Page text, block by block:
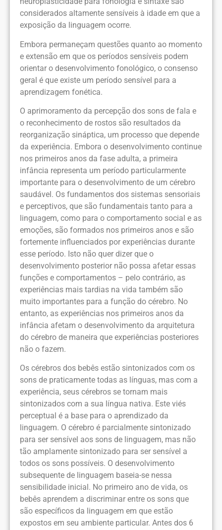
considerados altamente sensíveis à idade em que a
exposição da linguagem ocorre.
Embora permaneçam questões quanto ao momento
e extensão em que os períodos sensíveis podem
orientar o desenvolvimento fonológico, o consenso
geral é que existe um período sensível para a
aprendizagem fonética.
O aprimoramento da percepção dos sons de fala e
o reconhecimento de rostos são resultados da
reorganização sináptica, um processo que depende
da experiência. Embora o desenvolvimento continue
nos primeiros anos da fase adulta, a primeira
infância representa um período particularmente
importante para o desenvolvimento de um cérebro
saudável. Os fundamentos dos sistemas sensoriais
e perceptivos, que são fundamentais tanto para a
linguagem, como para o comportamento social e as
emoções, são formados nos primeiros anos e são
fortemente influenciados por experiências durante
esse período. Isto não quer dizer que o
desenvolvimento posterior não possa afetar essas
funções e comportamentos – pelo contrário, as
experiências mais tardias na vida também são
muito importantes para a função do cérebro. No
entanto, as experiências nos primeiros anos da
infância afetam o desenvolvimento da arquitetura
do cérebro de maneira que experiências posteriores
não o fazem.
Os cérebros dos bebês estão sintonizados com os
sons de praticamente todas as línguas, mas com a
experiência, seus cérebros se tornam mais
sintonizados com a sua língua nativa. Este viés
perceptual é a base para o aprendizado da
linguagem. O cérebro é parcialmente sintonizado
para ser sensível aos sons de linguagem, mas não
tão amplamente sintonizado para ser sensível a
todos os sons possíveis. O desenvolvimento
subsequente de linguagem baseia-se nessa
sensibilidade inicial. No primeiro ano de vida, os
bebês aprendem a discriminar entre os sons que
são específicos da linguagem em que estão
expostos em seu ambiente particular. Antes dos 6